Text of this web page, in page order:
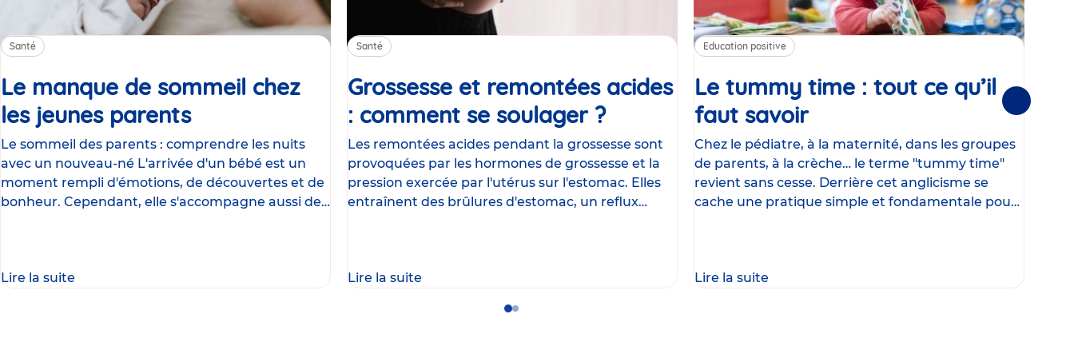
Santé
Le manque de sommeil chez
les jeunes parentsArticle
Le sommeil des parents : comprendre les nuits
avec un nouveau-né L'arrivée d'un bébé est un
moment rempli d'émotions, de découvertes et de
bonheur. Cependant, elle s'accompagne aussi de
Lire la suite
Santé
Grossesse et remontées acides
: comment se soulager ?Article
Les remontées acides pendant la grossesse sont
provoquées par les hormones de grossesse et la
pression exercée par l'utérus sur l'estomac. Elles
entraînent des brûlures d'estomac, un reflux
Lire la suite
Education positive
Le tummy time : tout ce qu’il
faut savoirArticle
Chez le pédiatre, à la maternité, dans les groupes
de parents, à la crèche… le terme "tummy time"
revient sans cesse. Derrière cet anglicisme se
cache une pratique simple et fondamentale pour
Lire la suite
Suivantes
GoGo